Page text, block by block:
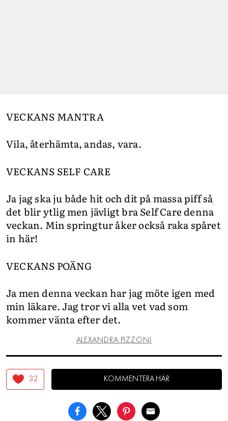
VECKANS MANTRA
Vila, återhämta, andas, vara.
VECKANS SELF CARE
Ja jag ska ju både hit och dit på massa piff så
det blir ytlig men jävligt bra Self Care denna
veckan. Min springtur åker också raka spåret
in här!
VECKANS POÄNG
Ja men denna veckan har jag möte igen med
min läkare. Jag tror vi alla vet vad som
kommer vänta efter det.
ALEXANDRA PIZZONI
32 KOMMENTERA HÄR